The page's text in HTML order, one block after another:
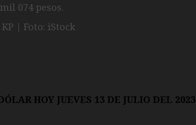
074 pesos.
| Foto: iStock
HOY JUEVES 13 DE JULIO DEL 2023